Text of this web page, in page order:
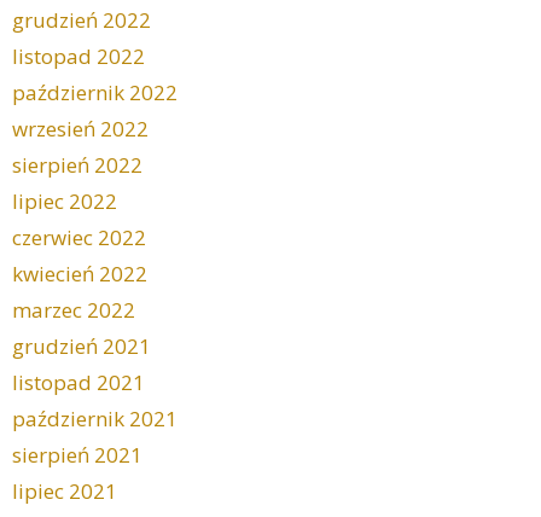
grudzień 2022
listopad 2022
październik 2022
wrzesień 2022
sierpień 2022
lipiec 2022
czerwiec 2022
kwiecień 2022
marzec 2022
grudzień 2021
listopad 2021
październik 2021
sierpień 2021
lipiec 2021